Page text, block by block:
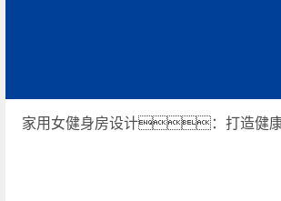
家用女健身房设计：打造健康